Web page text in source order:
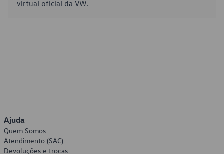
virtual oficial da VW.
Ajuda
Quem Somos
Atendimento (SAC)
Devoluções e trocas